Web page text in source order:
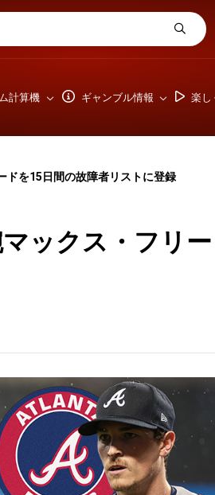
計算機 ギャンブル情報 楽し
ドを15日間の故障者リストに登録
ックス・フリー